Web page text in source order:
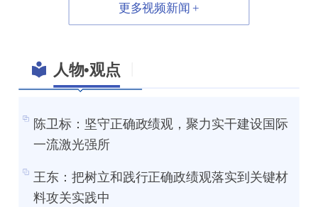
所梅天胜课题组博士后招聘启事
究所工程实验室诚聘研发助理
07-21 /2026
中国科学院上海有机化学研究
所吕龙课题组科研助理招聘启事
07-17 /2026
07-16 /2026
更多视频新闻 +
人物•观点
陈卫标：坚守正确政绩观，聚力实干建设国际
一流激光强所
王东：把树立和践行正确政绩观落实到关键材
料攻关实践中